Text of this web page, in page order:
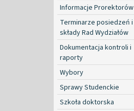
Informacje Prorektorów
Terminarze posiedzeń i
składy Rad Wydziałów
Dokumentacja kontroli i
raporty
Wybory
Sprawy Studenckie
Szkoła doktorska